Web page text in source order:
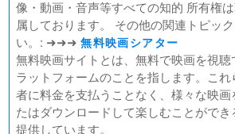
春の画 SHUNGA
熱のあとに
Civil War（原題）
翔んで埼玉 ～琵琶湖より愛をこめて～
像・動画・音声等すべての知的 所有権
属しております。 その他の関連トピッ
い。: ➜➜➜無料映画シアター
無料映画サイトとは、無料で映画を視
ラットフォームのことを指します。こ
者に料金を支払うことなく、様々な映画
たはダウンロードして楽しむことがで
提供しています。